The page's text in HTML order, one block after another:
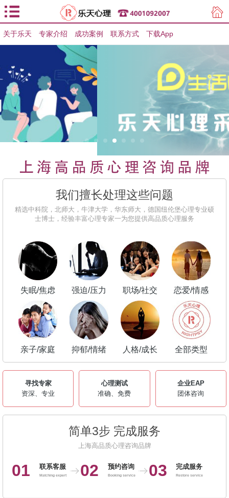
用户登录 用户注册
关于乐天 专家介绍 成功案例 联系方式 下载App
我们擅长处理这些问题
精选中科院，北师大，牛津大学，华东师大，德国纽伦堡心理专业硕
士博士，经验丰富心理专家一为您提供高品质心理服务
失眠/焦虑 强迫/压力 职场/社交 恋爱/情感
亲子/家庭 抑郁/情绪 人格/成长 全部类型
寻找专家
资深、专业
心理测试
准确、免费
企业EAP
团体咨询
简单3步 完成服务
上海高品质心理咨询品牌
01 联系客服
Matching expert 02 预约咨询
Booking service 03 完成服务
Restore service